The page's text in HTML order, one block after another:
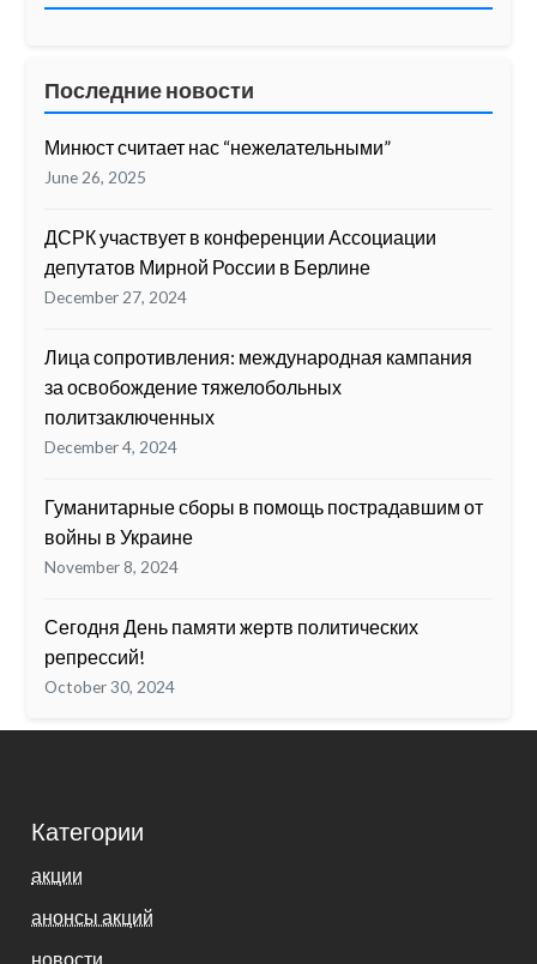
Последние новости
Минюст считает нас “нежелательными”
June 26, 2025
ДСРК участвует в конференции Ассоциации
депутатов Мирной России в Берлине
December 27, 2024
Лица сопротивления: международная кампания
за освобождение тяжелобольных
политзаключенных
December 4, 2024
Гуманитарные сборы в помощь пострадавшим от
войны в Украине
November 8, 2024
Сегодня День памяти жертв политических
репрессий!
October 30, 2024
Категории
акции
анонсы акций
новости